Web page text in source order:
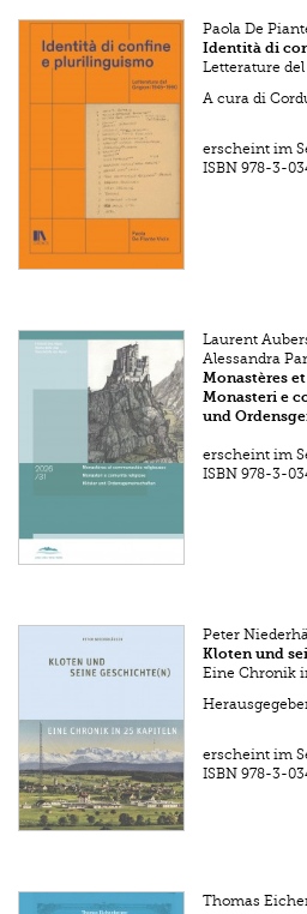
Paola De
Identità di
Letterature
A cura di
erscheint im
ISBN 978-3-
Laurent
Alessandra
Monastères
Monasteri e
und
erscheint im
ISBN 978-3-
Peter
Kloten und
Eine Chronik
erscheint im
ISBN 978-3-
Thomas